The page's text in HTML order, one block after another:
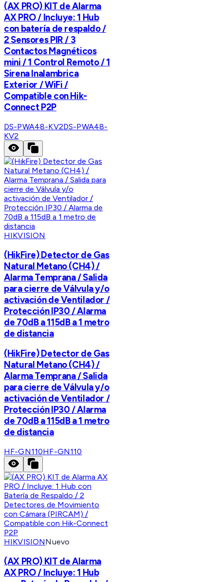
(AX PRO) KIT de Alarma
AX PRO / Incluye: 1 Hub
con batería de respaldo /
2 Sensores PIR / 3
Contactos Magnéticos
mini / 1 Control Remoto / 1
Sirena Inalambrica
Exterior / WiFi /
Compatible con Hik-
Connect P2P
DS-PWA48-KV2DS-PWA48-
KV2
HIKVISION
(HikFire) Detector de Gas
Natural Metano (CH4) /
Alarma Temprana / Salida
para cierre de Válvula y/o
activación de Ventilador /
Protección IP30 / Alarma
de 70dB a 115dB a 1 metro
de distancia
(HikFire) Detector de Gas
Natural Metano (CH4) /
Alarma Temprana / Salida
para cierre de Válvula y/o
activación de Ventilador /
Protección IP30 / Alarma
de 70dB a 115dB a 1 metro
de distancia
HF-GN110HF-GN110
HIKVISIONNuevo
(AX PRO) KIT de Alarma
AX PRO / Incluye: 1 Hub